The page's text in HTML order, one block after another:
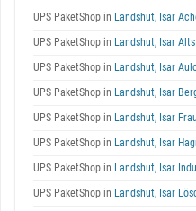
UPS PaketShop in Landshut, Isar
UPS PaketShop in Landshut, Isar
UPS PaketShop in Landshut, Isar
UPS PaketShop in Landshut, Isar
UPS PaketShop in Landshut, Isar
UPS PaketShop in Landshut, Isar
UPS PaketShop in Landshut, Isar
UPS PaketShop in Landshut, Isar